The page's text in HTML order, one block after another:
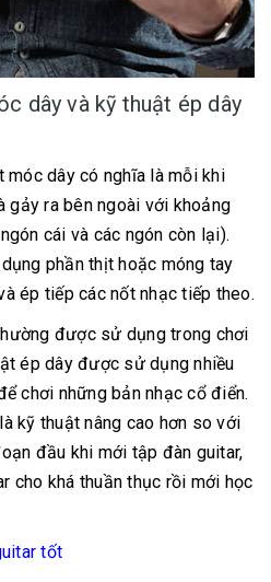
dây và kỹ thuật ép dây
móc dây có nghĩa là mỗi khi
gảy ra bên ngoài với khoảng
cái và các ngón còn lại).
phần thịt hoặc móng tay
ép tiếp các nốt nhạc tiếp theo.
được sử dụng trong chơi
ép dây được sử dụng nhiều
chơi những bản nhạc cổ điển.
kỹ thuật nâng cao hơn so với
đầu khi mới tập đàn guitar,
cho khá thuần thục rồi mới học
tốt